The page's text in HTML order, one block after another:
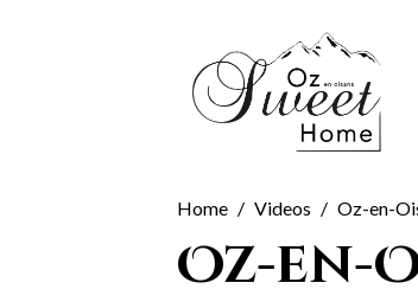
Home Videos Oz-en-
Oz-en-